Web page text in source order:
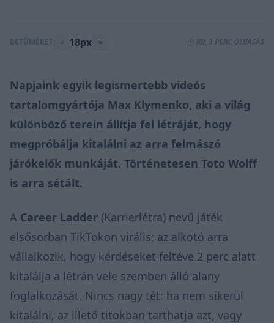
BETŰMÉRET: - 18px + ⏱️ KB. 3 PERC OLVASÁS
Napjaink egyik legismertebb videós
tartalomgyártója Max Klymenko, aki a világ
különböző terein állítja fel létráját, hogy
megpróbálja kitalálni az arra felmászó
járókelők munkáját. Történetesen Toto Wolff
is arra sétált.
A Career Ladder (Karrierlétra) nevű játék
elsősorban TikTokon virális: az alkotó arra
vállalkozik, hogy kérdéseket feltéve 2 perc alatt
kitalálja a létrán vele szemben álló alany
foglalkozását. Nincs nagy tét: ha nem sikerül
kitalálni, az illető titokban tarthatja azt, vagy